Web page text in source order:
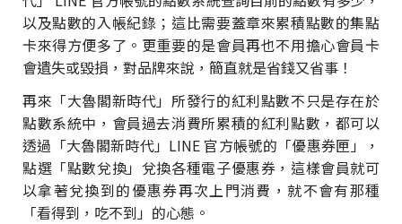
以及點數的入帳紀錄；這比需要蓋章來累積點數的集點
卡來得方便多了。更重要的是會員再也不用擔心會員卡
會遺失或毀損，對品牌來說，簡直就是省錢又省事！
再來「大魯閣新時代」所發行的紅利點數不只是存在於
點數系統中，會員過去消費所累積的紅利點數，都可以
透過「大魯閣新時代」LINE 官方帳號的「優惠券匣」，
點選「點數兌換」兌換各種電子優惠券，這樣會員就可
以拿著兌換到的優惠券再次上門消費，就不會有那種
「看得到，吃不到」的心態。